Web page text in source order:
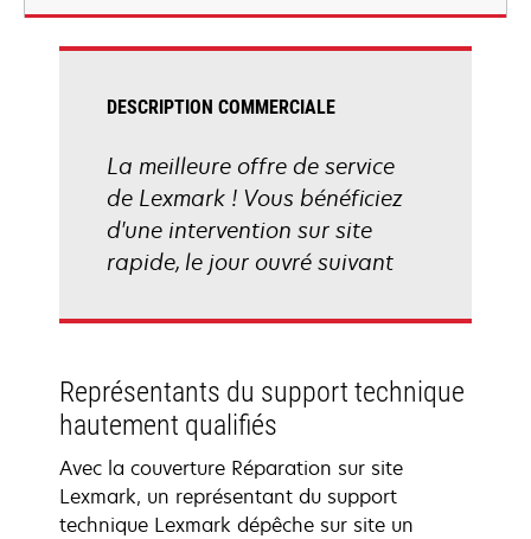
DESCRIPTION COMMERCIALE
La meilleure offre de service
de Lexmark ! Vous bénéficiez
d'une intervention sur site
rapide, le jour ouvré suivant
Représentants du support technique
hautement qualifiés
Avec la couverture Réparation sur site
Lexmark, un représentant du support
technique Lexmark dépêche sur site un